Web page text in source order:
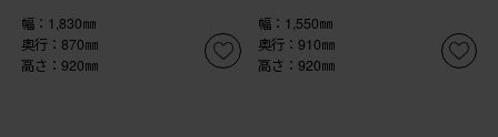
幅：1,830㎜
奥行：870㎜
高さ：920㎜
幅：1,550㎜
奥行：910㎜
高さ：920㎜